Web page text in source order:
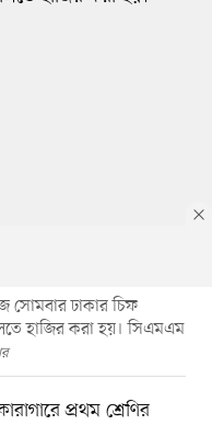
ঢাকার চিফ
হাজির করা হয়। সিএমএম
প্রথম শ্রেণির